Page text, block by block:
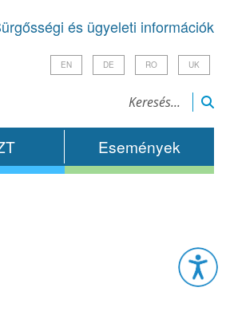
és ügyeleti információk
EN DE RO UK
Események